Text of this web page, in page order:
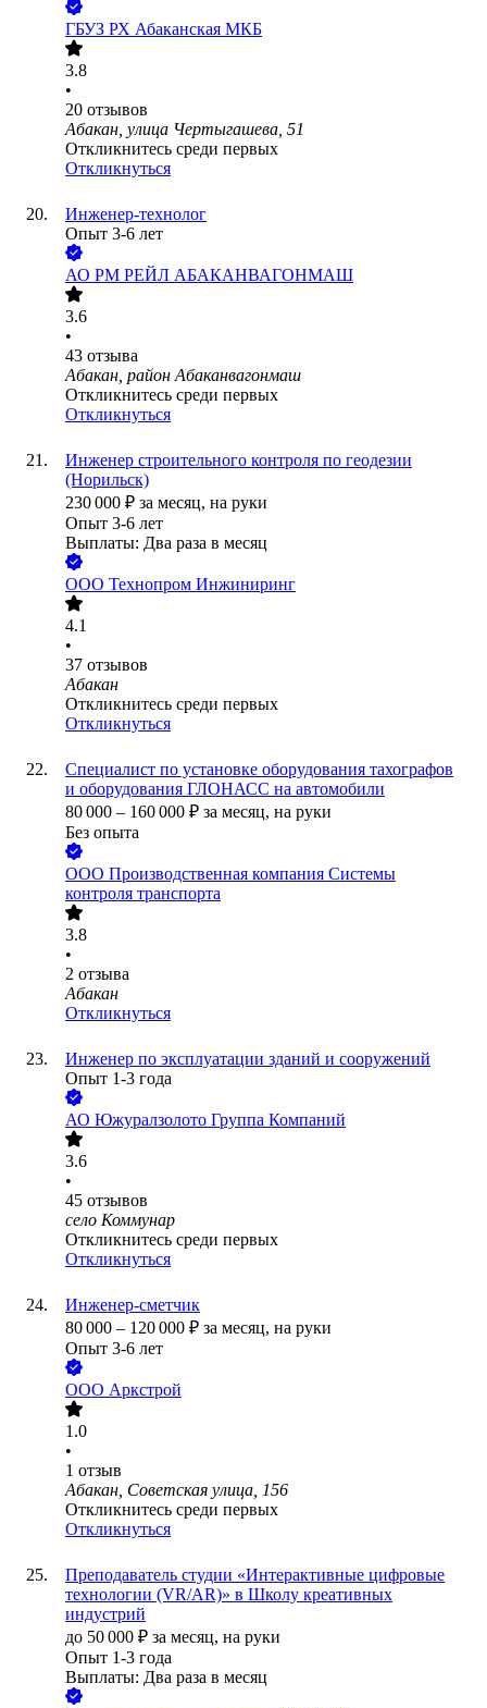
ГБУЗ РХ Абаканская МКБ
3.8
•
20 отзывов
Абакан, улица Чертыгашева, 51
Откликнитесь среди первых
Откликнуться
Инженер-технолог
Опыт 3-6 лет
АО РМ РЕЙЛ АБАКАНВАГОНМАШ
3.6
•
43 отзыва
Абакан, район Абаканвагонмаш
Откликнитесь среди первых
Откликнуться
Инженер строительного контроля по геодезии
(Норильск)
230 000 ₽ за месяц, на руки
Опыт 3-6 лет
Выплаты: Два раза в месяц
ООО Технопром Инжиниринг
4.1
•
37 отзывов
Абакан
Откликнитесь среди первых
Откликнуться
Специалист по установке оборудования тахографов
и оборудования ГЛОНАСС на автомобили
80 000 – 160 000 ₽ за месяц, на руки
Без опыта
ООО Производственная компания Системы
контроля транспорта
3.8
•
2 отзыва
Абакан
Откликнуться
Инженер по эксплуатации зданий и сооружений
Опыт 1-3 года
АО Южуралзолото Группа Компаний
3.6
•
45 отзывов
село Коммунар
Откликнитесь среди первых
Откликнуться
Инженер-сметчик
80 000 – 120 000 ₽ за месяц, на руки
Опыт 3-6 лет
ООО Аркстрой
1.0
•
1 отзыв
Абакан, Советская улица, 156
Откликнитесь среди первых
Откликнуться
Преподаватель студии «Интерактивные цифровые
технологии (VR/AR)» в Школу креативных
индустрий
до 50 000 ₽ за месяц, на руки
Опыт 1-3 года
Выплаты: Два раза в месяц